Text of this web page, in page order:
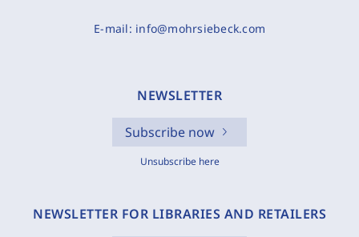
E-mail: info@mohrsiebeck.com
NEWSLETTER
Subscribe now
Unsubscribe here
NEWSLETTER FOR LIBRARIES AND RETAILERS